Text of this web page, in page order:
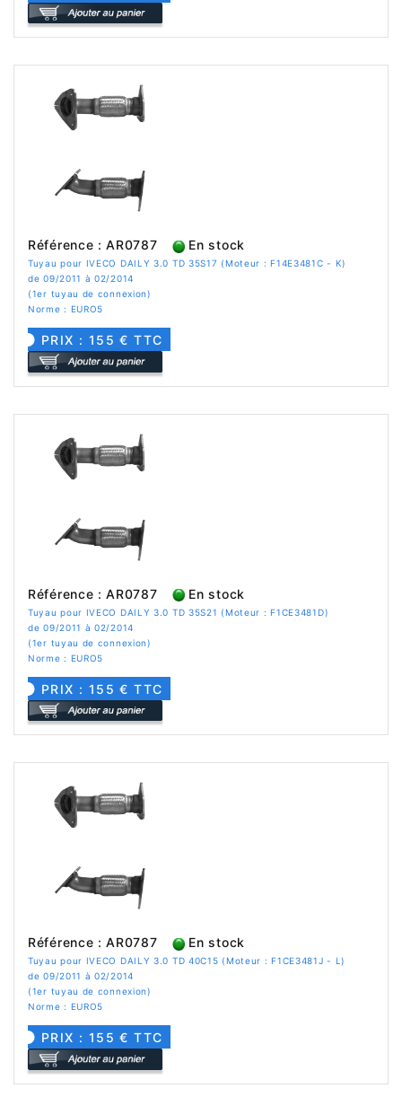
Référence : AR0787 En stock
Tuyau pour IVECO DAILY 3.0 TD 35S17 (Moteur : F14E3481C - K)
de 09/2011 à 02/2014
(1er tuyau de connexion)
Norme : EURO5
PRIX : 155 € TTC
Référence : AR0787 En stock
Tuyau pour IVECO DAILY 3.0 TD 35S21 (Moteur : F1CE3481D)
de 09/2011 à 02/2014
(1er tuyau de connexion)
Norme : EURO5
PRIX : 155 € TTC
Référence : AR0787 En stock
Tuyau pour IVECO DAILY 3.0 TD 40C15 (Moteur : F1CE3481J - L)
de 09/2011 à 02/2014
(1er tuyau de connexion)
Norme : EURO5
PRIX : 155 € TTC